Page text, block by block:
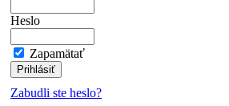
Heslo
Zapamätať
Zabudli ste heslo?